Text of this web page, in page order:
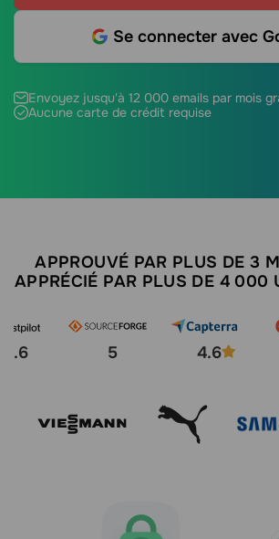
Se connecter avec
Envoyez jusqu'à 12 000 emails par mois
Aucune carte de crédit requise
APPROUVÉ PAR PLUS DE 3
APPRÉCIÉ PAR PLUS DE 4 000
4.6 5 4.6